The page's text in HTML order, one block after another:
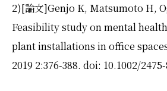
2)[論文]Genjo K, Matsumoto H,
Feasibility study on mental
plant installations in office
2019 2:376-388. doi: 10.1002/